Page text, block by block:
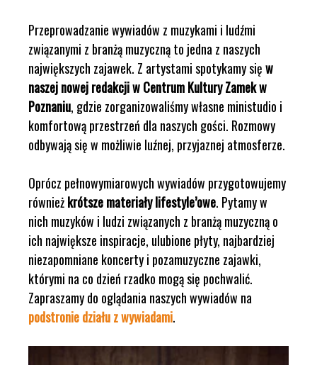
Przeprowadzanie wywiadów z muzykami i ludźmi
związanymi z branżą muzyczną to jedna z naszych
największych zajawek. Z artystami spotykamy sięw
naszej nowej redakcji w Centrum Kultury Zamek w
Poznaniu, gdzie zorganizowaliśmy własne ministudio i
komfortową przestrzeń dla naszych gości. Rozmowy
odbywają się w możliwie luźnej, przyjaznej atmosferze.
Oprócz pełnowymiarowych wywiadów przygotowujemy
równieżkrótsze materiały lifestyle’owe. Pytamy w
nich muzyków i ludzi związanych z branżą muzyczną o
ich największe inspiracje, ulubione płyty, najbardziej
niezapomniane koncerty i pozamuzyczne zajawki,
którymi na co dzień rzadko mogą się pochwalić.
Zapraszamy do oglądania naszych wywiadów na
podstronie działu z wywiadami.